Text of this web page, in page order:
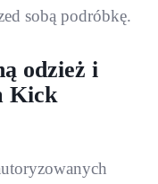
sobą podróbkę.
odzież i
Kick